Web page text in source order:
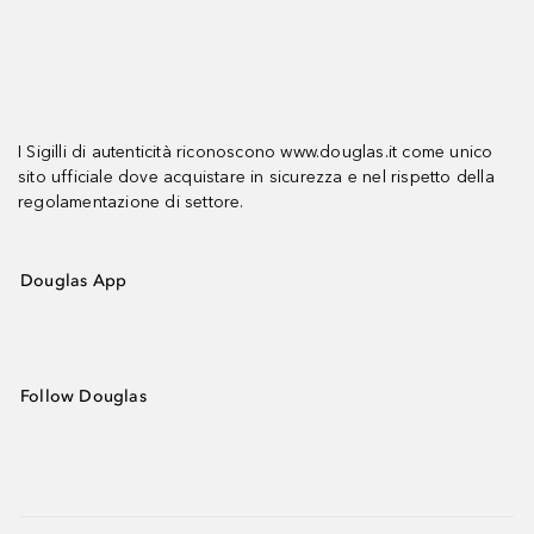
I Sigilli di autenticità riconoscono www.douglas.it come unico
sito ufficiale dove acquistare in sicurezza e nel rispetto della
regolamentazione di settore.
Douglas App
Follow Douglas